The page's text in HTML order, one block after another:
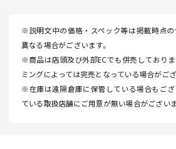
※説明文中の価格・スペック等は掲載時点
異なる場合がございます。
※商品は店頭及び外部ECでも併売しており
ミングによっては完売となっている場合がござ
※在庫は遠隔倉庫に保管している場合もご
ている取扱店舗にご用意が無い場合がございま